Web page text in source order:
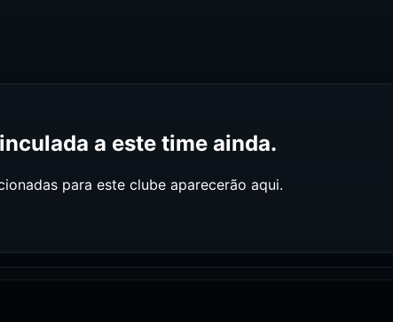
a este time ainda.
para este clube aparecerão aqui.